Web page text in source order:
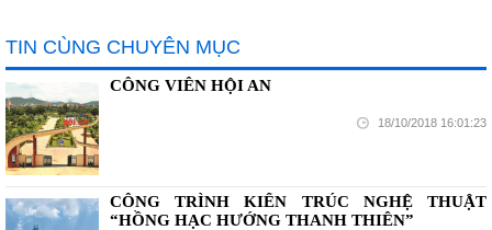
TIN CÙNG CHUYÊN MỤC
CÔNG VIÊN HỘI AN
18/10/2018 16:01:23
CÔNG TRÌNH KIẾN TRÚC NGHỆ THUẬT
“HỒNG HẠC HƯỚNG THANH THIÊN”